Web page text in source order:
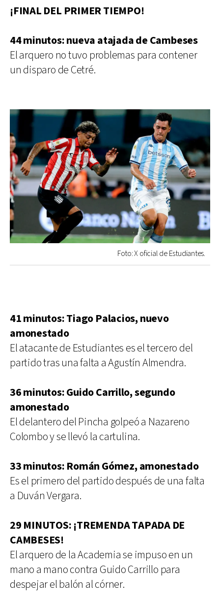
¡FINAL DEL PRIMER TIEMPO!
44 minutos: nueva atajada de Cambeses
El arquero no tuvo problemas para contener
un disparo de Cetré.
Foto: X oficial de Estudiantes.
41 minutos: Tiago Palacios, nuevo
amonestado
El atacante de Estudiantes es el tercero del
partido tras una falta a Agustín Almendra.
36 minutos: Guido Carrillo, segundo
amonestado
El delantero del Pincha golpeó a Nazareno
Colombo y se llevó la cartulina.
33 minutos: Román Gómez, amonestado
Es el primero del partido después de una falta
a Duván Vergara.
29 MINUTOS: ¡TREMENDA TAPADA DE
CAMBESES!
El arquero de la Academia se impuso en un
mano a mano contra Guido Carrillo para
despejar el balón al córner.